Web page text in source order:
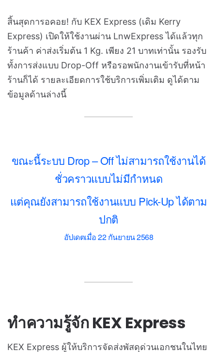
สิ้นสุดการอคอย! กับ KEX Express (เดิม Kerry
Express) เปิดให้ใช้งานผ่าน LnwExpress ได้แล้วทุก
ร้านค้า ค่าส่งเริ่มต้น 1 Kg. เพียง 21 บาทเท่านั้น รองรับ
ทั้งการส่งแบบ Drop-Off หรือรอพนักงานเข้ารับที่หน้า
ร้านก็ได้ รายละเอียดการใช้บริการเพิ่มเติม ดูได้ตาม
ข้อมูลด้านล่างนี้
ขณะนี้ระบบ Drop – Off ไม่สามารถใช้งานได้
ชั่วคราวแบบไม่มีกำหนด
แต่คุณยังสามารถใช้งานแบบ Pick-Up ได้ตาม
ปกติ
อัปเดตเมื่อ 22 กันยายน 2568
ทำความรู้จัก KEX Express
KEX Express ผู้ให้บริการจัดส่งพัสดุด่วนเอกชนในไทย